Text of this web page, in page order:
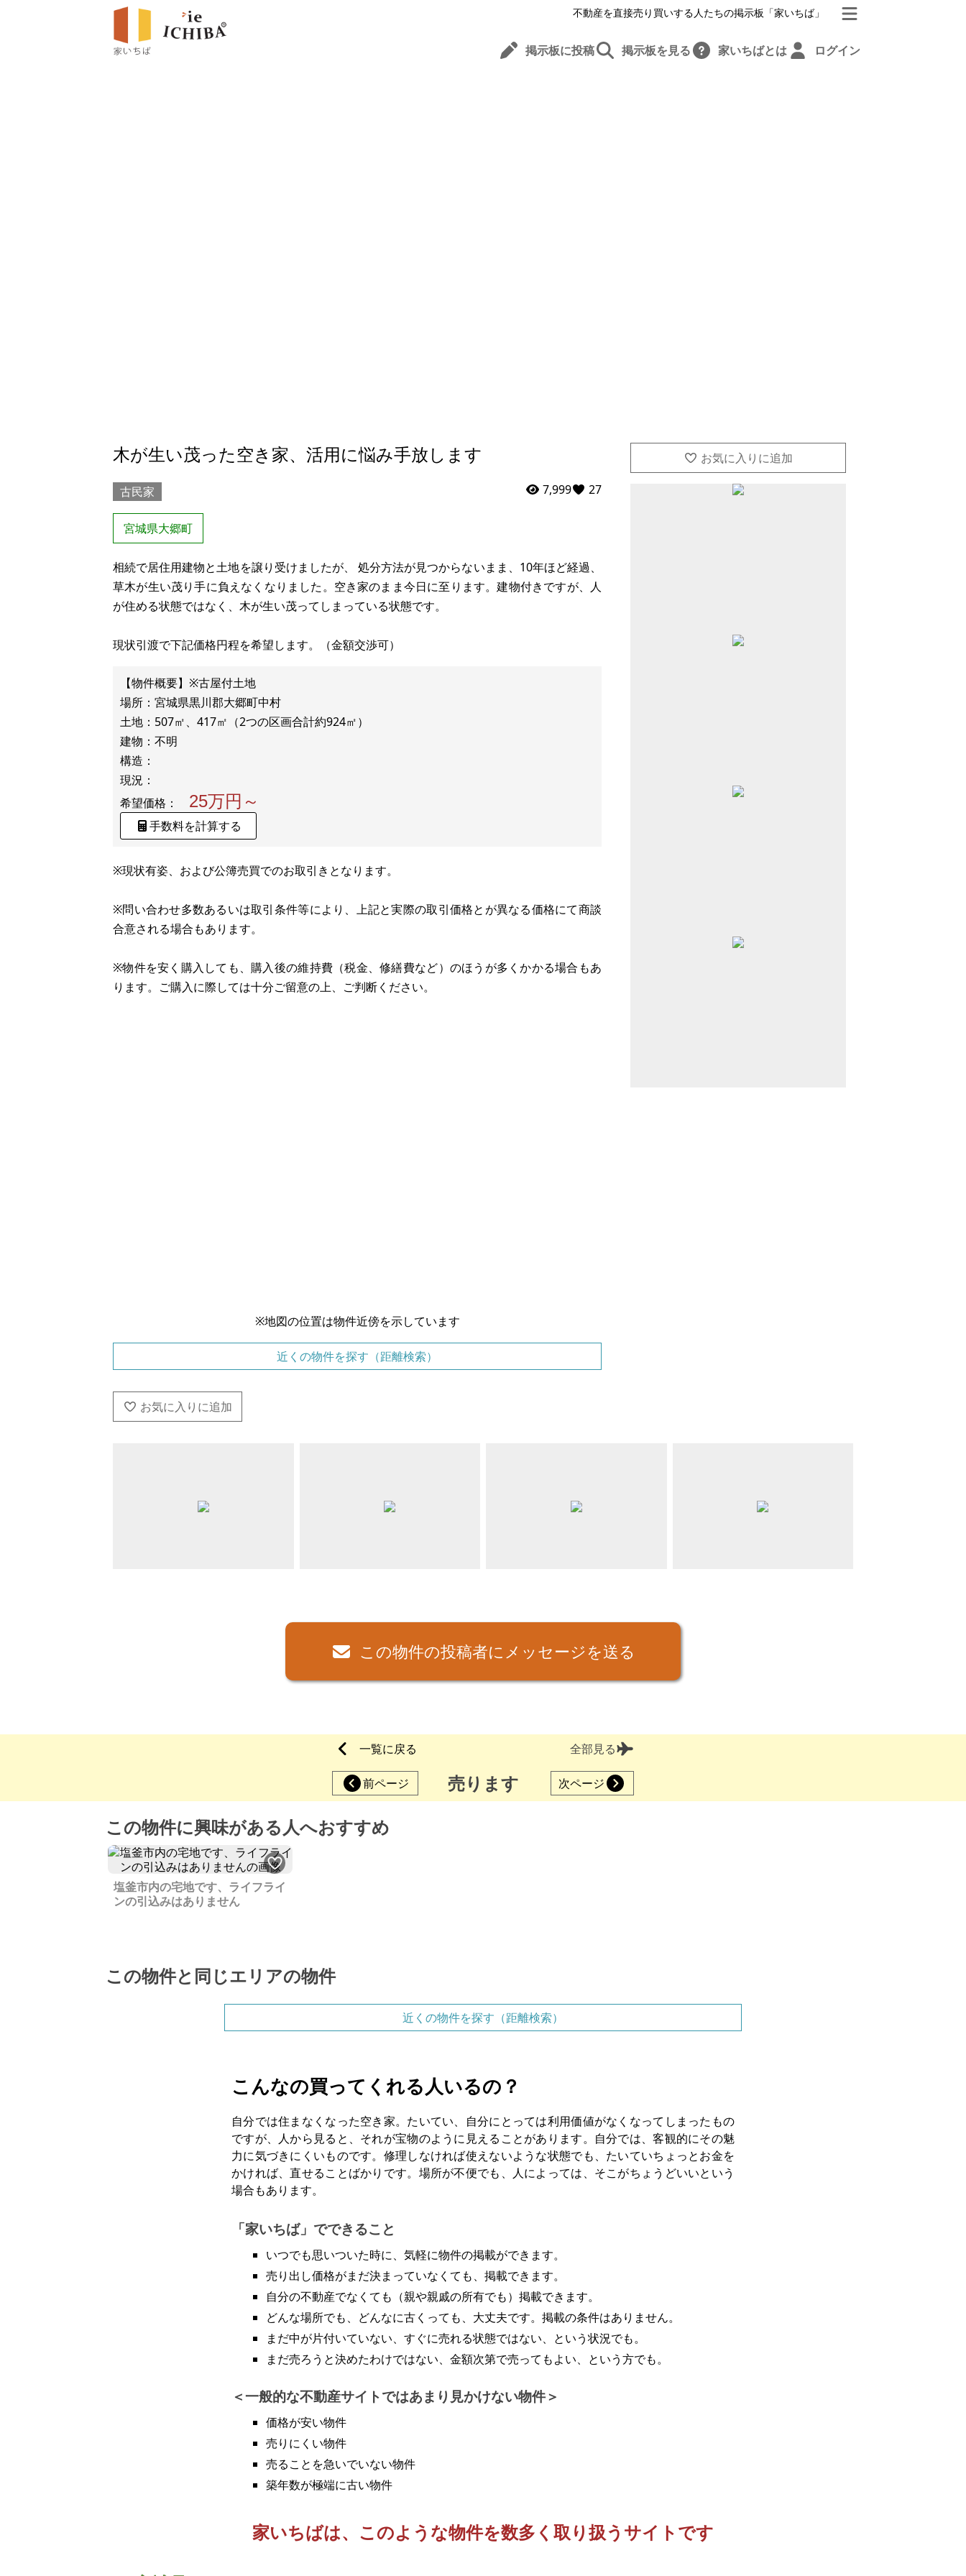
不動産を直接売り買いする人たちの掲示板「家いちば」
掲示板に投稿 掲示板を見る 家いちばとは ログイン
木が生い茂った空き家、活用に悩み手放します
古民家
宮城県大郷町
7,999 27
相続で居住用建物と土地を譲り受けましたが、 処分方法が見つからないまま、10年ほど経過、
草木が生い茂り手に負えなくなりました。空き家のまま今日に至ります。建物付きですが、人
が住める状態ではなく、木が生い茂ってしまっている状態です。
現状引渡で下記価格円程を希望します。（金額交渉可）
【物件概要】※古屋付土地
場所：宮城県黒川郡大郷町中村
土地：507㎡、417㎡（2つの区画合計約924㎡）
建物：不明
構造：
希望価格：
25万円～
手数料を計算する
※現状有姿、および公簿売買でのお取引きとなります。
※問い合わせ多数あるいは取引条件等により、上記と実際の取引価格とが異なる価格にて商談
合意される場合もあります。
※物件を安く購入しても、購入後の維持費（税金、修繕費など）のほうが多くかかる場合もあ
ります。ご購入に際しては十分ご留意の上、ご判断ください。
※地図の位置は物件近傍を示しています
近くの物件を探す（距離検索）
この物件の投稿者にメッセージを送る
一覧に戻る 全部見る
前ページ 売ります 次ページ
この物件に興味がある人へおすすめ
塩釜市内の宅地です、ライフライ
ンの引込みはありません
この物件と同じエリアの物件
近くの物件を探す（距離検索）
こんなの買ってくれる人いるの？
自分では住まなくなった空き家。たいてい、自分にとっては利用価値がなくなってしまったもの
ですが、人から見ると、それが宝物のように見えることがあります。自分では、客観的にその魅
力に気づきにくいものです。修理しなければ使えないような状態でも、たいていちょっとお金を
かければ、直せることばかりです。場所が不便でも、人によっては、そこがちょうどいいという
場合もあります。
「家いちば」でできること
いつでも思いついた時に、気軽に物件の掲載ができます。
売り出し価格がまだ決まっていなくても、掲載できます。
自分の不動産でなくても（親や親戚の所有でも）掲載できます。
どんな場所でも、どんなに古くっても、大丈夫です。掲載の条件はありません。
まだ中が片付いていない、すぐに売れる状態ではない、という状況でも。
まだ売ろうと決めたわけではない、金額次第で売ってもよい、という方でも。
一般的な不動産サイトではあまり見かけない物件
価格が安い物件
売りにくい物件
売ることを急いでいない物件
築年数が極端に古い物件
家いちばは、このような物件を数多く取り扱うサイトです